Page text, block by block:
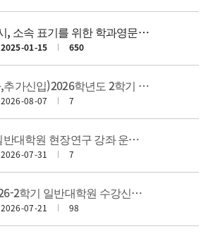
★ 논문 게재 시, 소속 표기를 위한 학과영문명 안내
2025-01-15 650
[장학](학석사,추가신입)2026학년도 2학기 연구조교/수업조교 추천서 제출 안내
2026-08-07 7
2026-2학기 일반대학원 현장연구 강좌 운영 계획 안내
2026-07-31 7
[수강신청]2026-2학기 일반대학원 수강신청 안내
2026-07-21 98